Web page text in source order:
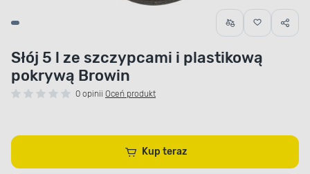
Słój 5 l ze szczypcami i plastikową
pokrywą Browin
0 opinii Oceń produkt
Kup teraz